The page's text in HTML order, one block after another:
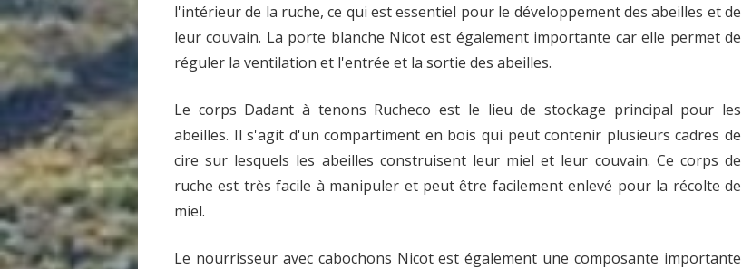
l'intérieur de la ruche, ce qui est essentiel pour le développement des abeilles et de
leur couvain. La porte blanche Nicot est également importante car elle permet de
réguler la ventilation et l'entrée et la sortie des abeilles.
Le corps Dadant à tenons Rucheco est le lieu de stockage principal pour les
abeilles. Il s'agit d'un compartiment en bois qui peut contenir plusieurs cadres de
cire sur lesquels les abeilles construisent leur miel et leur couvain. Ce corps de
ruche est très facile à manipuler et peut être facilement enlevé pour la récolte de
miel.
Le nourrisseur avec cabochons Nicot est également une composante importante